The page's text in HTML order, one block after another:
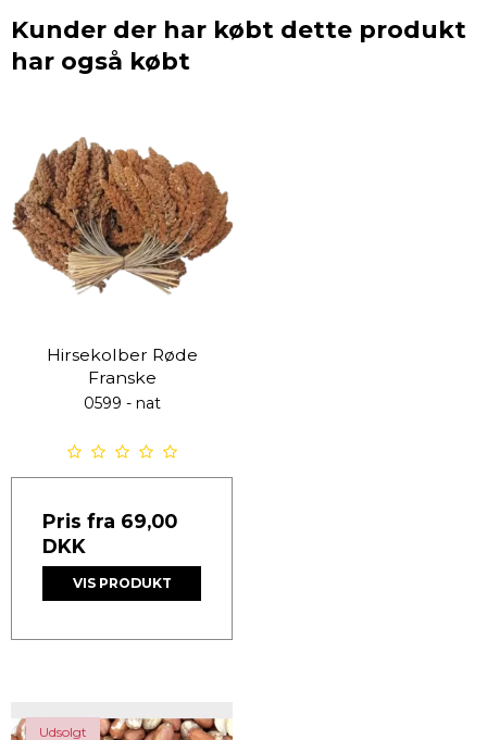
Kunder der har købt dette produkt
har også købt
Hirsekolber Røde
Franske
0599 - nat
Pris fra 69,00
DKK
VIS PRODUKT
Udsolgt